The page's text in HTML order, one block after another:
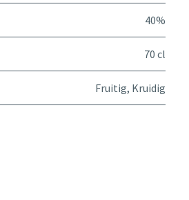
40%
70 cl
Fruitig, Kruidig